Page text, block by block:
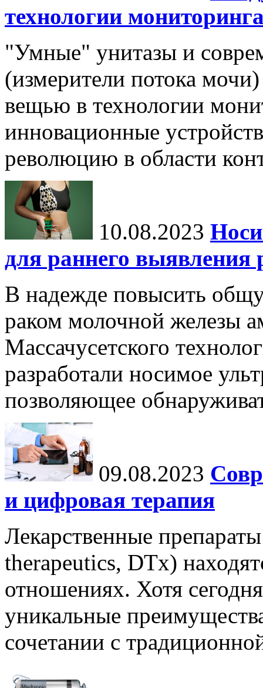
технологии
"Умные" унитазы и
(измерители потока
вещью в технологии
инновационные
революцию в области
10.08.2023
для раннего выявления
В надежде повысить
раком молочной железы
Массачусетского
разработали носимое
позволяющее
09.08.2023
и цифровая терапия
Лекарственные
therapeutics, DTx)
отношениях. Хотя
уникальные
сочетании с